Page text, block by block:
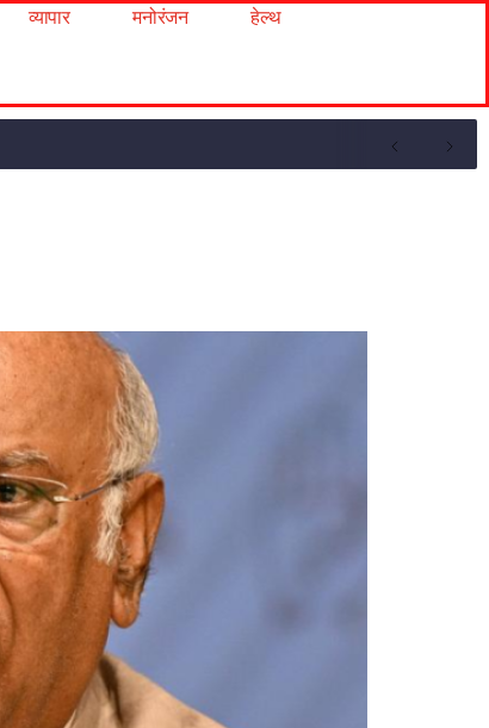
व्यापार मनोरंजन
हेल्थ